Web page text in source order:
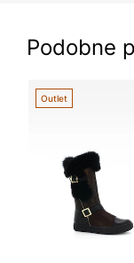
Podobne
Outlet